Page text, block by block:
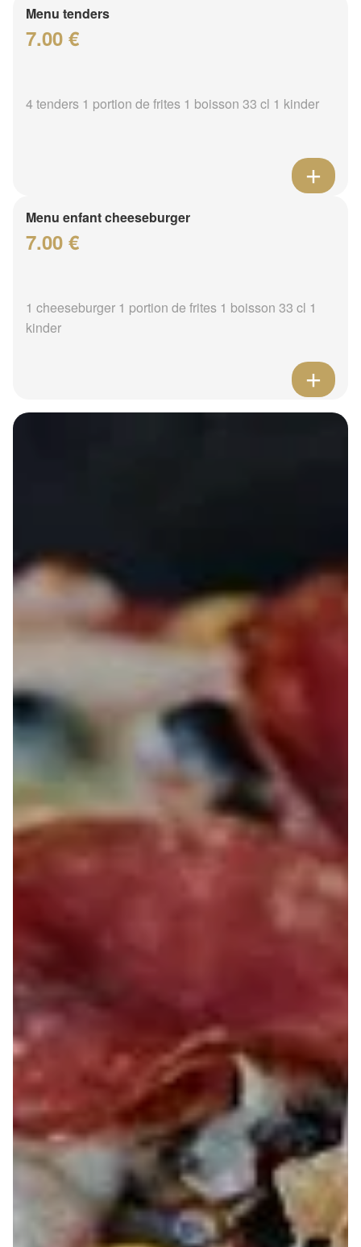
Menu tenders
7.00 €
4 tenders 1 portion de frites 1 boisson 33 cl 1 kinder
Menu enfant cheeseburger
7.00 €
1 cheeseburger 1 portion de frites 1 boisson 33 cl 1
kinder